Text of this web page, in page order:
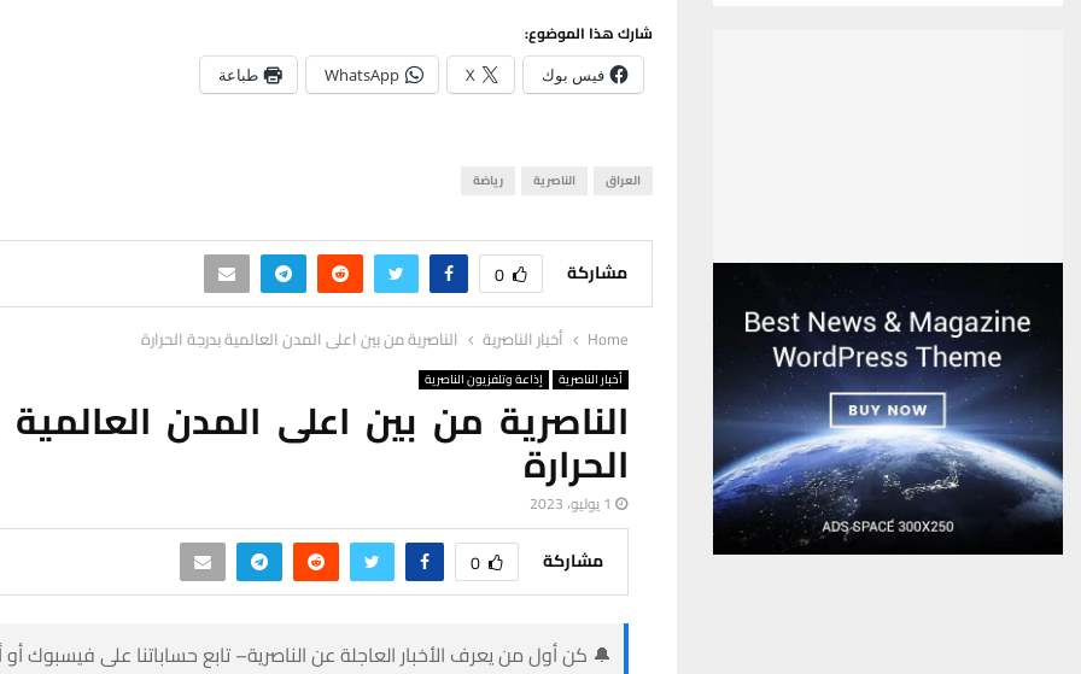
شارك هذا الموضوع:
فيس بوك X
WhatsApp طباعة
العراق الناصرية رياضة
مشاركة 0
Home أخبار الناصرية الناصرية من بين اعلى المدن العالمية بدرجة الحرارة
أخبار الناصرية إذاعة وتلفزيون الناصرية
الناصرية من بين اعلى المدن العالمية
الحرارة
1 يوليو، 2023
مشاركة 0
🔔 كن أول من يعرف الأخبار العاجلة عن الناصرية– تابع حساباتنا على فيسبوك